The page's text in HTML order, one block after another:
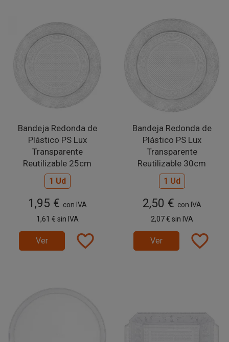
Bandeja Redonda de
Plástico PS Lux
Transparente
Reutilizable 25cm
1 Ud
1,95 € con IVA
1,61 € sin IVA
Ver favorite_border
Bandeja Redonda de
Plástico PS Lux
Transparente
Reutilizable 30cm
1 Ud
2,50 € con IVA
2,07 € sin IVA
Ver favorite_border